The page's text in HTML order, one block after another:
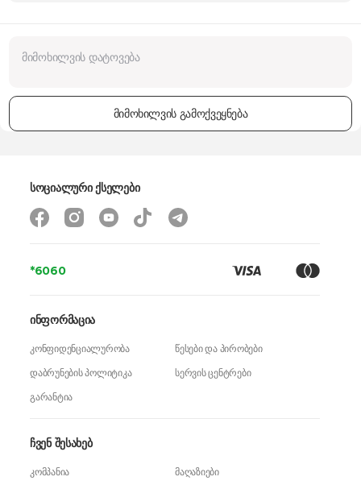
მიმოხილვის გამოქვეყნება
*6060
ჩვენ შესახებ
კომპანია მაღაზიები
ინფორმაცია
კონფიდენციალურობა
წესები და პირობები
დაბრუნების პოლიტიკა
სერვის ცენტრები
გარანტია
სოციალური ქსელები